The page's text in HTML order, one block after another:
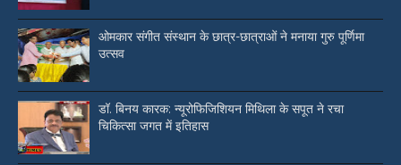
ओमकार संगीत संस्थान के छात्र-छात्राओं ने मनाया गुरु पूर्णिमा
उत्सव
डॉ. बिनय कारक: न्यूरोफिजिशियन मिथिला के सपूत ने रचा
चिकित्सा जगत में इतिहास